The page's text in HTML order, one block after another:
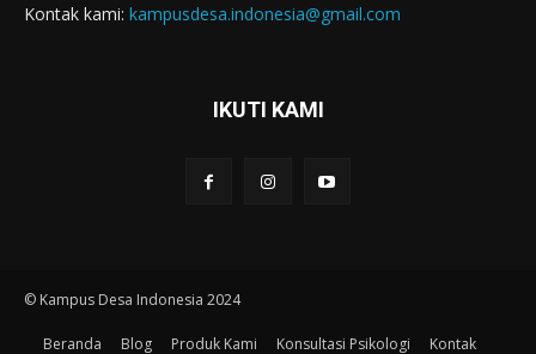
Kontak kami: kampusdesa.indonesia@gmail.com
IKUTI KAMI
© Kampus Desa Indonesia 2024
Beranda Blog Produk Kami Konsultasi Psikologi Kontak